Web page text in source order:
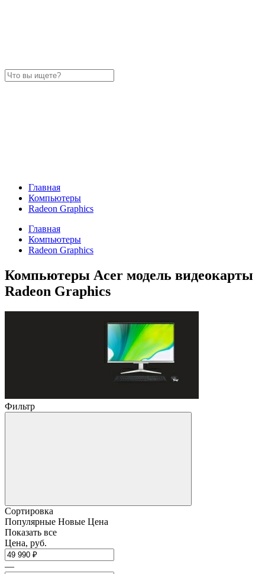
Главная
Компьютеры
Radeon Graphics
Главная
Компьютеры
Radeon Graphics
Компьютеры Acer модель видеокарты
Radeon Graphics
Фильтр
Сортировка
Популярные Новые Цена
Показать все
Цена, руб.
—